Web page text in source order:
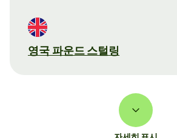
영국 파운드 스털링